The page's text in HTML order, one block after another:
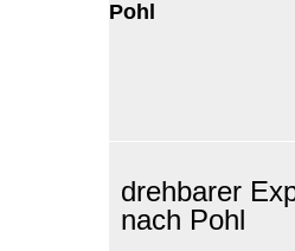
drehbarer
nach Pohl